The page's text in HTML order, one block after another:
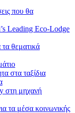
που θα
Leading Eco-Lodge
θεματικά
στα ταξίδια
στη μηχανή
τα μέσα κοινωνικής